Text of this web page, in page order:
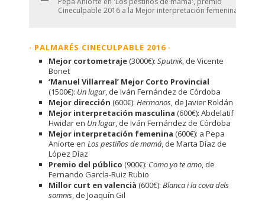
Cineculpable 2016 a la Mejor interpretación femenina.
· PALMARÉS CINECULPABLE 2016 ·
Mejor cortometraje(3000€): Sputnik, de Vicente
Bonet
‘Manuel Villarreal’ Mejor Corto Provincial
(1500€): Un lugar, de Iván Fernández de Córdoba
Mejor dirección (600€): Hermanos, de Javier Roldán
Mejor interpretación masculina (600€): Abdelatif
Hwidar en Un lugar, de Iván Fernández de Córdoba
Mejor interpretación femenina (600€): a Pepa
Aniorte en Los pestiños de mamá, de Marta Díaz de
López Díaz
Premio del público (900€): Como yo te amo, de
Fernando García-Ruiz Rubio
Millor curt en valencià (600€): Blanca i la cova dels
somnis, de Joaquín Gil